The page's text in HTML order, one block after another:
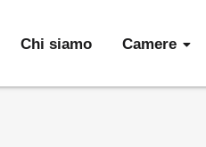
Chi siamo Camere